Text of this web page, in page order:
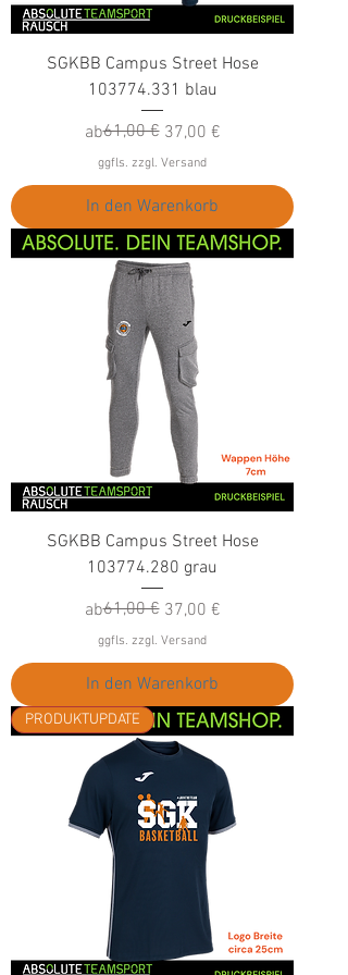
SGKBB Campus Street Hose
103774.331 blau
ab
Standardpreis
61,00 € 37,00 €
Sale-Preis
ggfls. zzgl. Versand
In den Warenkorb
SGKBB Campus Street Hose
103774.280 grau
ab
Standardpreis
61,00 € 37,00 €
Sale-Preis
ggfls. zzgl. Versand
In den Warenkorb
PRODUKTUPDATE